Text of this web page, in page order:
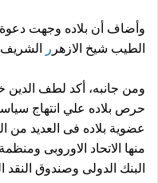
وأضاف أن بلاده وجهت
الطيب شيخ الازهر ر
ومن جانبه، أكد لطف الدين
حرص بلاده علي انتهاج
عضوية بلاده فى العديد من
منها الاتحاد الاوروبى
البنك الدولى وصندوق النقد